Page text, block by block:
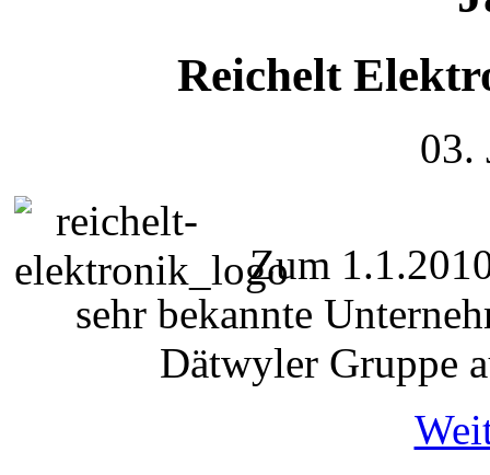
Reichelt
03.
Zum
sehr bekannte
Dätwyler Gruppe